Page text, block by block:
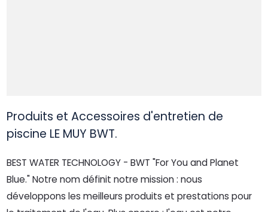
Produits et Accessoires d'entretien de
piscine LE MUY BWT.
BEST WATER TECHNOLOGY - BWT "For You and Planet
Blue." Notre nom définit notre mission : nous
développons les meilleurs produits et prestations pour